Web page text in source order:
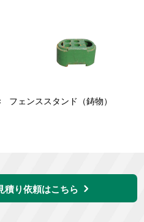
フェンススタンド（鋳物）
積り依頼はこちら